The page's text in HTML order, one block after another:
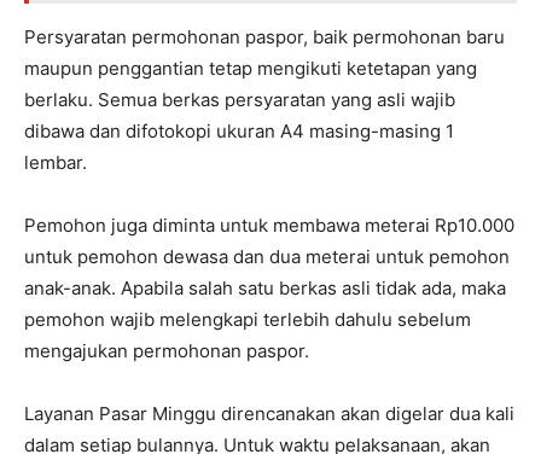
Persyaratan permohonan paspor, baik permohonan baru
maupun penggantian tetap mengikuti ketetapan yang
berlaku. Semua berkas persyaratan yang asli wajib
dibawa dan difotokopi ukuran A4 masing-masing 1
lembar.
Pemohon juga diminta untuk membawa meterai Rp10.000
untuk pemohon dewasa dan dua meterai untuk pemohon
anak-anak. Apabila salah satu berkas asli tidak ada, maka
pemohon wajib melengkapi terlebih dahulu sebelum
mengajukan permohonan paspor.
Layanan Pasar Minggu direncanakan akan digelar dua kali
dalam setiap bulannya. Untuk waktu pelaksanaan, akan